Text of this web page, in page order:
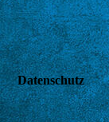
Datenschutz